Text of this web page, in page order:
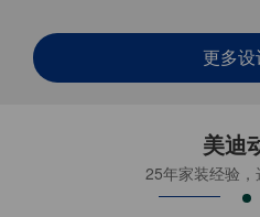
更多
美迪
25年家装经验